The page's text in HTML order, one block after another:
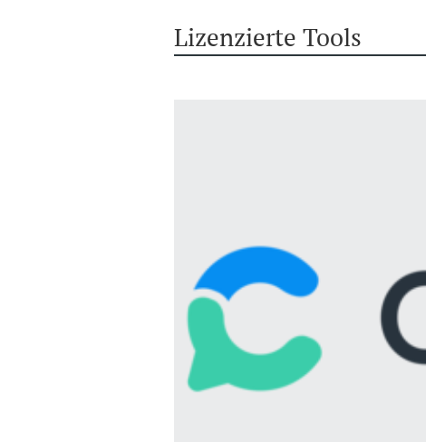
Lizenzierte Tools